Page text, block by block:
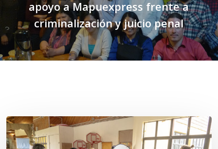
apoyo a Mapuexpress frente a
criminalización y juicio penal
Toda
el